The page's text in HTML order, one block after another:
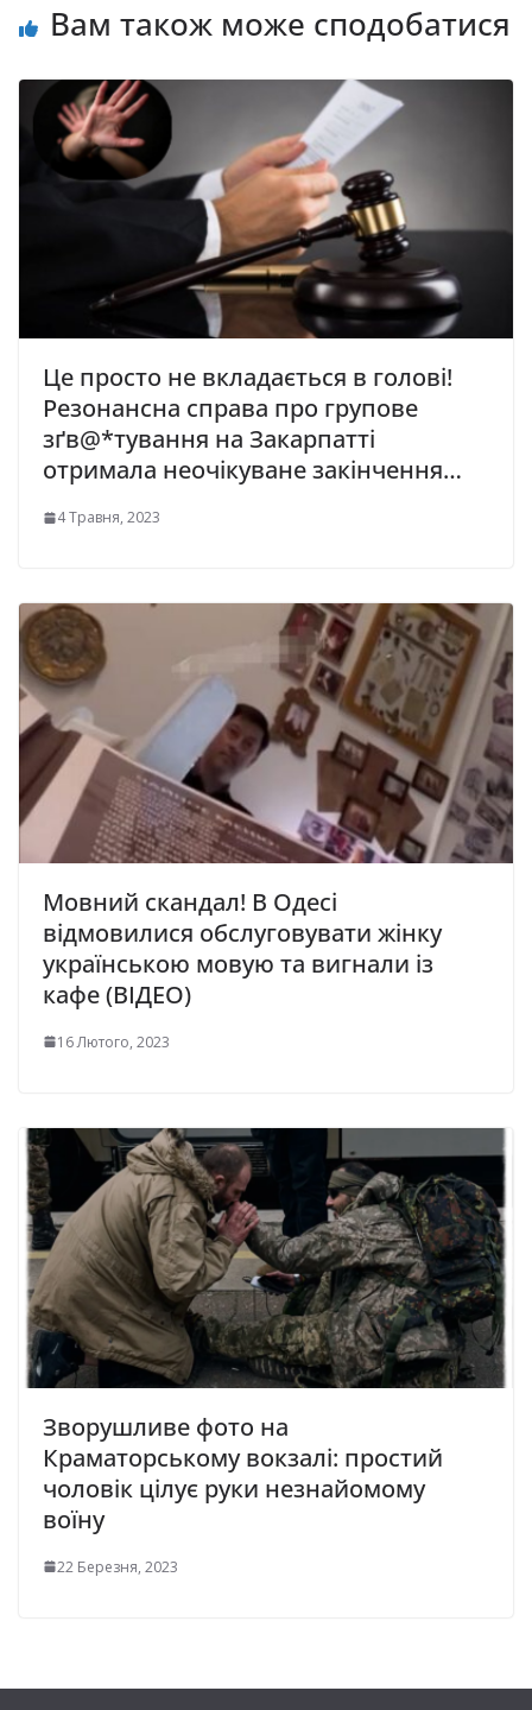
Вам також може сподобатися
Це просто не вкладається в голові!
Резонансна справа про гpупове
зґв@*тування на Закарпатті
отримала неочікуване закінчення…
4 Травня, 2023
Мовний скандал! В Одесі
відмовилися обслуговувати жінку
українською мовую та вигнали із
кафе (ВІДЕО)
16 Лютого, 2023
Зворушливе фото на
Краматорському вокзалі: простий
чоловік цілує руки незнайомому
воїну
22 Березня, 2023